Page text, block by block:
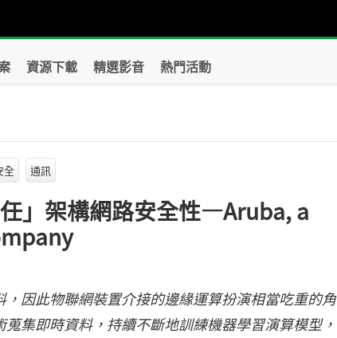
資源下載 精選影音 熱門活動
全 通訊
」架構網路安全性—Aruba, a
因此物聯網裝置介接的邊緣運算扮演相當吃重的角
集即時資料，持續不斷地訓練機器學習演算模型，